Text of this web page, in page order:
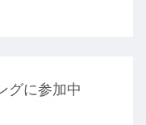
グに参加中